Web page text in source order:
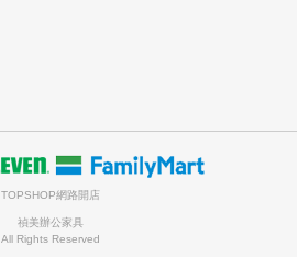
TOPSHOP網路開店
禎美辦公家具
All Rights Reserved